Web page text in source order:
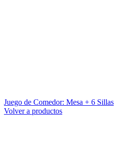
Juego de Comedor: Mesa + 6 Sillas
Volver a productos